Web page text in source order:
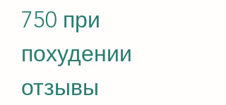
750 при
похудении
отзывы